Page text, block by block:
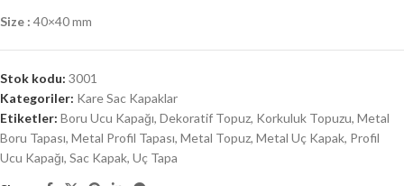
Size : 40×40 mm
Stok kodu: 3001
Kategoriler: Kare Sac Kapaklar
Etiketler: Boru Ucu Kapağı, Dekoratif Topuz, Korkuluk Topuzu, Metal
Boru Tapası, Metal Profil Tapası, Metal Topuz, Metal Uç Kapak, Profil
Ucu Kapağı, Sac Kapak, Uç Tapa